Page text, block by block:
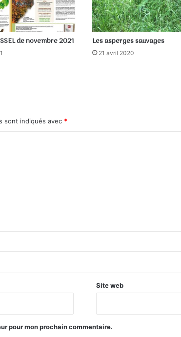
de novembre 2021 Les asperges sauvages
21 avril 2020
sont indiqués avec *
Site web
pour mon prochain commentaire.